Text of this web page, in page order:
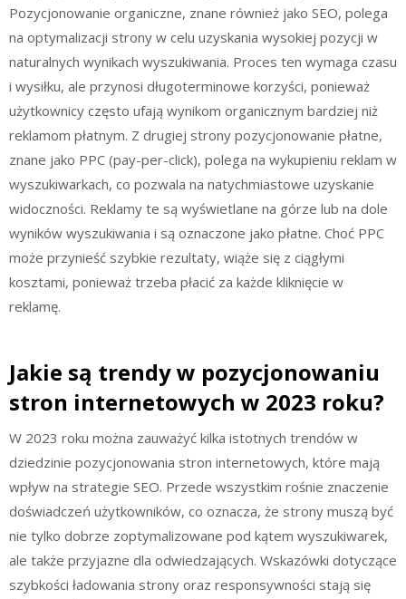
Pozycjonowanie organiczne, znane również jako SEO, polega
na optymalizacji strony w celu uzyskania wysokiej pozycji w
naturalnych wynikach wyszukiwania. Proces ten wymaga czasu
i wysiłku, ale przynosi długoterminowe korzyści, ponieważ
użytkownicy często ufają wynikom organicznym bardziej niż
reklamom płatnym. Z drugiej strony pozycjonowanie płatne,
znane jako PPC (pay-per-click), polega na wykupieniu reklam w
wyszukiwarkach, co pozwala na natychmiastowe uzyskanie
widoczności. Reklamy te są wyświetlane na górze lub na dole
wyników wyszukiwania i są oznaczone jako płatne. Choć PPC
może przynieść szybkie rezultaty, wiąże się z ciągłymi
kosztami, ponieważ trzeba płacić za każde kliknięcie w
reklamę.
Jakie są trendy w pozycjonowaniu
stron internetowych w 2023 roku?
W 2023 roku można zauważyć kilka istotnych trendów w
dziedzinie pozycjonowania stron internetowych, które mają
wpływ na strategie SEO. Przede wszystkim rośnie znaczenie
doświadczeń użytkowników, co oznacza, że strony muszą być
nie tylko dobrze zoptymalizowane pod kątem wyszukiwarek,
ale także przyjazne dla odwiedzających. Wskazówki dotyczące
szybkości ładowania strony oraz responsywności stają się